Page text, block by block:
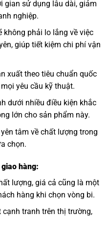
gian sử dụng lâu dài, giảm
nghiệp.
không phải lo lắng về việc
giúp tiết kiệm chi phí vận
xuất theo tiêu chuẩn quốc
yêu cầu kỹ thuật.
dưới nhiều điều kiện khắc
lớn cho sản phẩm này.
tâm về chất lượng trong
chọn.
hàng:
lượng, giá cả cũng là một
hàng khi chọn vòng bi.
tranh trên thị trường,